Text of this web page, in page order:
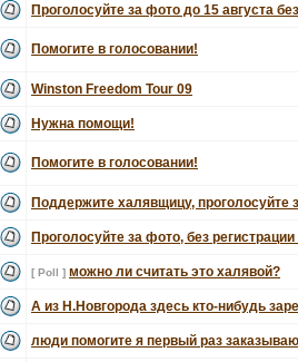
Проголосуйте за фото до 15 августа
Помогите в голосовании!
Winston Freedom Tour 09
Нужна помощи!
Помогите в голосовании!
Поддержите халявщицу, проголосуйте
Проголосуйте за фото, без
[ Poll ] можно ли считать это халявой?
А из Н.Новгорода здесь кто-нибудь
люди помогите я первый раз